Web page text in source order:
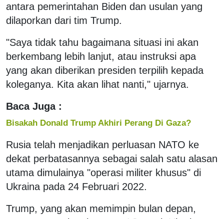
antara pemerintahan Biden dan usulan yang
dilaporkan dari tim Trump.
"Saya tidak tahu bagaimana situasi ini akan
berkembang lebih lanjut, atau instruksi apa
yang akan diberikan presiden terpilih kepada
koleganya. Kita akan lihat nanti," ujarnya.
Baca Juga :
Bisakah Donald Trump Akhiri Perang Di Gaza?
Rusia telah menjadikan perluasan NATO ke
dekat perbatasannya sebagai salah satu alasan
utama dimulainya "operasi militer khusus" di
Ukraina pada 24 Februari 2022.
Trump, yang akan memimpin bulan depan,